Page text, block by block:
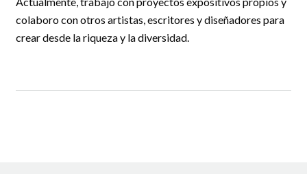
colaboro con otros artistas, escritores y diseñadores para
crear desde la riqueza y la diversidad.